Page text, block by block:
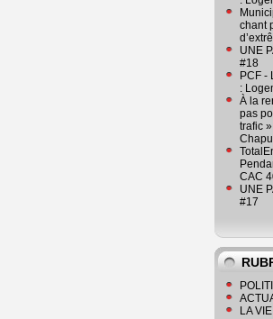
chant
UNE
#18
PCF -
:
À la
pas
trafic
CAC
UNE
#17
LA